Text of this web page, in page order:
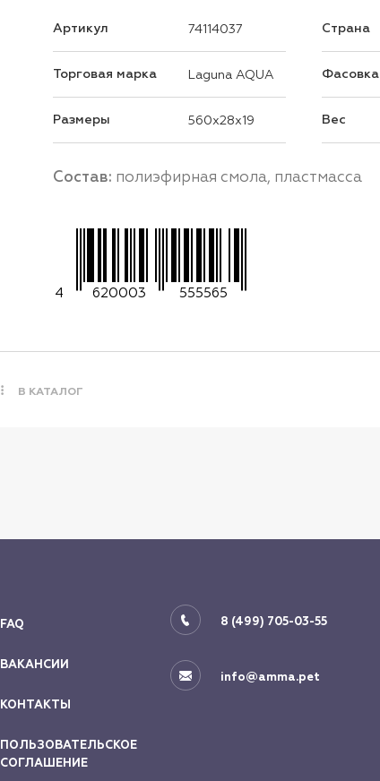
Артикул 74114037
Торговая марка Laguna AQUA
Размеры 560x28x19
Страна
Фасовка
Вес
Состав: полиэфирная смола, пластмасса
4 620003 555565
В КАТАЛОГ
FAQ
ВАКАНСИИ
КОНТАКТЫ
ПОЛЬЗОВАТЕЛЬСКОЕ
СОГЛАШЕНИЕ
8 (499) 705-03-55
info@amma.pet